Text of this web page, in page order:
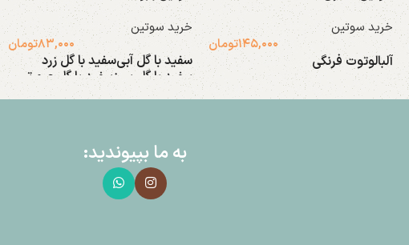
خرید سوتین
۱۴۵,۰۰۰تومان
آلبالوتوت فرنگی
انتخاب گزینه ها
خرید سوتین
۸۳,۰۰۰تومان
سفید با گل آبیسفید با گل زرد
سفید با گل سبزسفید با گل صورتی
انتخاب گزینه ها
به ما بپیوندید: